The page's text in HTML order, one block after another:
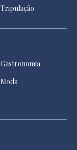
Tripulação
Gastronomia
Moda